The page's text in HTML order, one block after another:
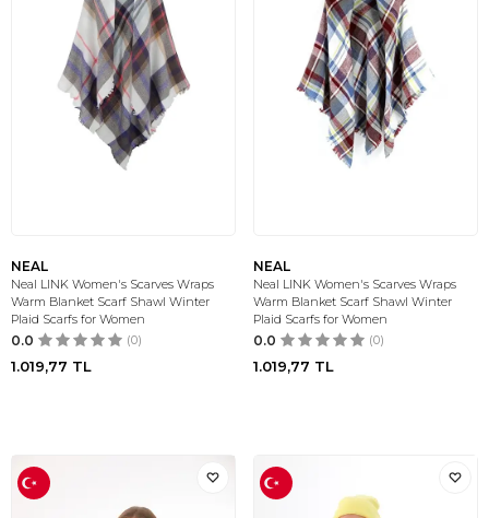
NEAL
Neal LINK Women's Scarves Wraps
Warm Blanket Scarf Shawl Winter
Plaid Scarfs for Women
0.0 (0)
1.019,77 TL
NEAL
Neal LINK Women's Scarves Wraps
Warm Blanket Scarf Shawl Winter
Plaid Scarfs for Women
0.0 (0)
1.019,77 TL